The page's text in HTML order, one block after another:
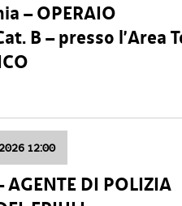
– OPERAIO
B – presso l’Area
12:00
DI POLIZIA